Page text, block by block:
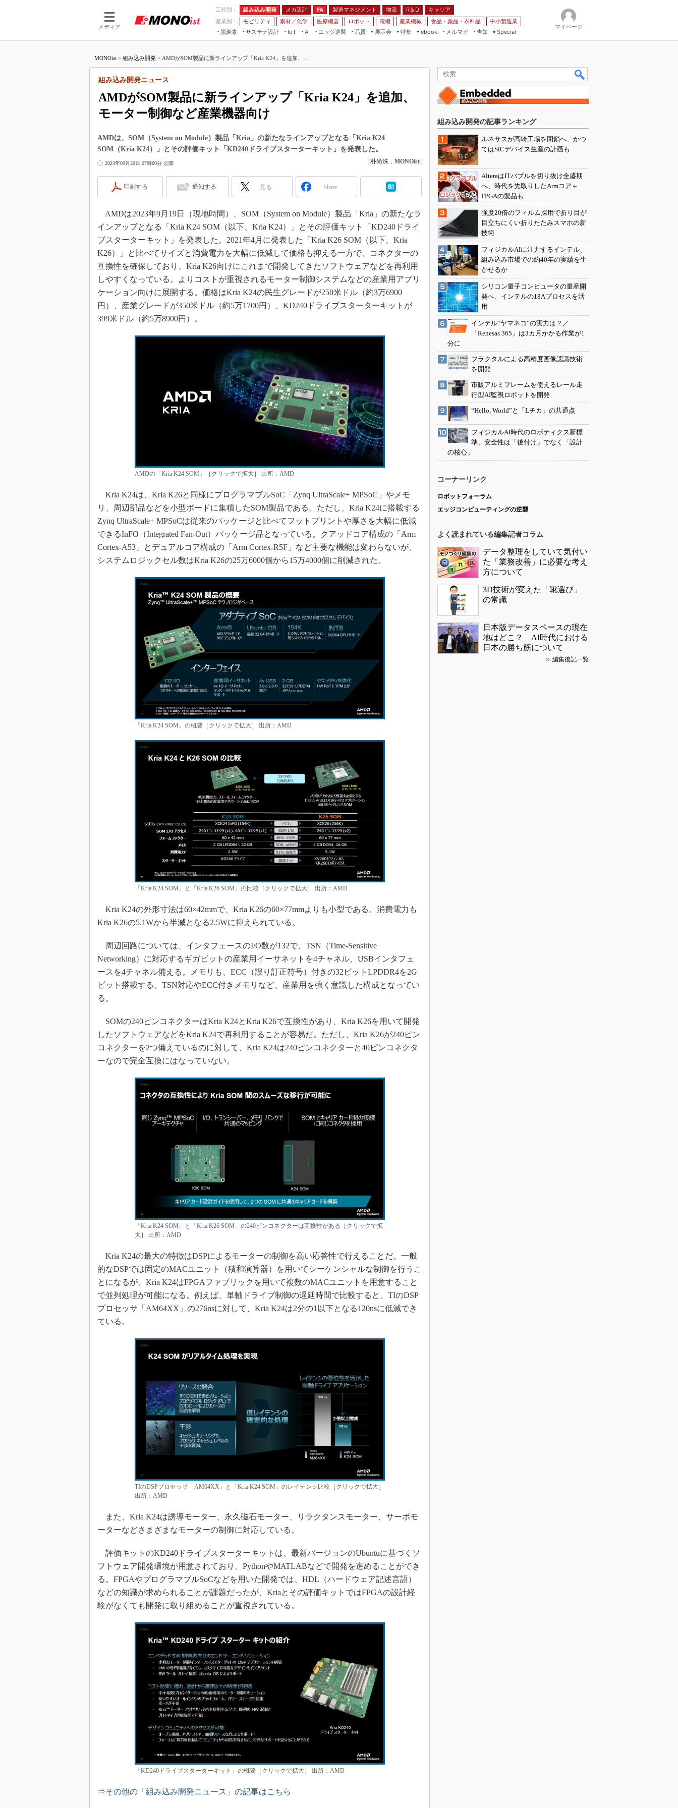
メディア
工程別： 組み込み開発 メカ設計 FA 製造マネジメント 物流 R＆D
キャリア
産業別：
モビリティ 素材／化学 医療機器 ロボット 電機 産業機械 食品・薬品・衣料品
中小製造業
脱炭素
サステナ設計
IoT
つながる工場
AI
AI×設備保全
エッジ逆襲 品質
展示会
JIMTOF
IIFES
TECHNO-FRONTIER
EdgeTech+
産業オープンネット展
特集
つながるクルマ
VR／AR
組み込み画像技術
組み込みモデリング
車載ソフト開発
ISO26262
無償設計ツール
3Dプリンタ
デジタルツインとCAE
インダストリー4.0
イノベーション
製造業ビッグデータ
植物工場
海外生産
グローバル設計・開発
制御セキュリティ
新型コロナへの対応
ebook
メルマガ
告知 Special
マイページ
MONOist > 組み込み開発 > AMDがSOM製品に新ラインアップ「Kria K24」を追加、...
AMDがSOM製品に新ラインアップ「Kria K24」を追加、
モーター制御など産業機器向け
組み込み開発ニュース
AMDは、SOM（System on Module）製品「Kria」の新たなラインアップとなる「Kria K24
SOM（Kria K24）」とその評価キット「KD240ドライブスターターキット」を発表した。
2023年09月20日 07時00分 公開 [朴尚洙 ， MONOist]
印刷する 通知する 見る Share
AMDは2023年9月19日（現地時間）、SOM（System on Module）製品「Kria」の新たなラ
インアップとなる「Kria K24 SOM（以下、Kria K24）」とその評価キット「KD240ドライ
ブスターターキット」を発表した。2021年4月に発表した「Kria K26 SOM（以下、Kria
K26）」と比べてサイズと消費電力を大幅に低減して価格も抑える一方で、コネクターの
互換性を確保しており、Kria K26向けにこれまで開発してきたソフトウェアなどを再利用
しやすくなっている。よりコストが重視されるモーター制御システムなどの産業用アプリ
ケーション向けに展開する。価格はKria K24の民生グレードが250米ドル（約3万6900
円）、産業グレードが350米ドル（約5万1700円）、KD240ドライブスターターキットが
399米ドル（約5万8900円）。
AMDの「Kria K24 SOM」［クリックで拡大］ 出所：AMD
Kria K24は、Kria K26と同様にプログラマブルSoC「Zynq UltraScale+ MPSoC」やメモ
リ、周辺部品などを小型ボードに集積したSOM製品である。ただし、Kria K24に搭載する
Zynq UltraScale+ MPSoCは従来のパッケージと比べてフットプリントや厚さを大幅に低減
できるInFO（Integrated Fan-Out）パッケージ品となっている。クアッドコア構成の「Arm
Cortex-A53」とデュアルコア構成の「Arm Cortex-R5F」など主要な機能は変わらないが、
システムロジックセル数はKria K26の25万6000個から15万4000個に削減された。
「Kria K24 SOM」の概要［クリックで拡大］ 出所：AMD
「Kria K24 SOM」と「Kria K26 SOM」の比較［クリックで拡大］ 出所：AMD
Kria K24の外形寸法は60×42mmで、Kria K26の60×77mmよりも小型である。消費電力も
Kria K26の5.1Wから半減となる2.5Wに抑えられている。
周辺回路については、インタフェースのI/O数が132で、TSN（Time-Sensitive
Networking）に対応するギガビットの産業用イーサネットを4チャネル、USBインタフェ
ースを4チャネル備える。メモリも、ECC（誤り訂正符号）付きの32ビットLPDDR4を2G
ビット搭載する。TSN対応やECC付きメモリなど、産業用を強く意識した構成となってい
る。
SOMの240ピンコネクターはKria K24とKria K26で互換性があり、Kria K26を用いて開発
したソフトウェアなどをKria K24で再利用することが容易だ。ただし、Kria K26が240ピン
コネクターを2つ備えているのに対して、Kria K24は240ピンコネクターと40ピンコネクタ
ーなので完全互換にはなっていない。
「Kria K24 SOM」と「Kria K26 SOM」の240ピンコネクターは互換性がある［クリックで拡
大］ 出所：AMD
Kria K24の最大の特徴はDSPによるモーターの制御を高い応答性で行えることだ。一般
的なDSPでは固定のMACユニット（積和演算器）を用いてシーケンシャルな制御を行うこ
とになるが、Kria K24はFPGAファブリックを用いて複数のMACユニットを用意すること
で並列処理が可能になる。例えば、単軸ドライブ制御の遅延時間で比較すると、TIのDSP
プロセッサ「AM64XX」の276nsに対して、Kria K24は2分の1以下となる120nsに低減でき
ている。
TIのDSPプロセッサ「AM64XX」と「Kria K24 SOM」のレイテンシ比較［クリックで拡大］
出所：AMD
また、Kria K24は誘導モーター、永久磁石モーター、リラクタンスモーター、サーボモ
ーターなどさまざまなモーターの制御に対応している。
評価キットのKD240ドライブスターターキットは、最新バージョンのUbuntuに基づくソ
フトウェア開発環境が用意されており、PythonやMATLABなどで開発を進めることができ
る。FPGAやプログラマブルSoCなどを用いた開発では、HDL（ハードウェア記述言語）
などの知識が求められることが課題だったが、Kriaとその評価キットではFPGAの設計経
験がなくても開発に取り組めることが重視されている。
「KD240ドライブスターターキット」の概要［クリックで拡大］ 出所：AMD
⇒その他の「組み込み開発ニュース」の記事はこちら
組み込み開発の記事ランキング
ルネサスが高崎工場を閉鎖へ、かつ
てはSiCデバイス生産の計画も
AlteraはITバブルを切り抜け全盛期
へ、時代を先取りしたArmコア＋
FPGAの製品も
強度20倍のフィルム採用で折り目が
目立ちにくい折りたたみスマホの新
技術
フィジカルAIに注力するインテル、
組み込み市場での約40年の実績を生
かせるか
シリコン量子コンピュータの量産開
発へ、インテルの18Aプロセスを活
用
インテル“ヤマネコ”の実力は？／
「Renesas 365」は3カ月かかる作業が1
分に
フラクタルによる高精度画像認識技術
を開発
市販アルミフレームを使えるレール走
行型AI監視ロボットを開発
“Hello, World”と「Lチカ」の共通点
フィジカルAI時代のロボティクス新標
準、安全性は「後付け」でなく「設計
の核心」
コーナーリンク
ロボットフォーラム
エッジコンピューティングの逆襲
よく読まれている編集記者コラム
データ整理をしていて気付い
た「業務改善」に必要な考え
方について
3D技術が変えた「靴選び」
の常識
日本版データスペースの現在
地はどこ？ AI時代における
日本の勝ち筋について
≫ 編集後記一覧